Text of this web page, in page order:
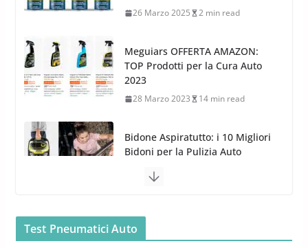
28 Marzo 2023 14 min read
Bidone Aspiratutto: i 10 Migliori
Bidoni per la Pulizia Auto
6 Maggio 2022
Gun per la tua Idropulitrice?
5 Maggio 2022 2 min read
Car Care
26 Marzo 2025 2 min read
Test Pneumatici Auto